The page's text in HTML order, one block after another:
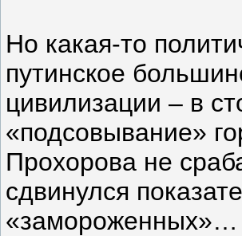
Но какая-то
путинское
цивилизации – в
«подсовывание»
Прохорова не
сдвинулся
«замороженных»…